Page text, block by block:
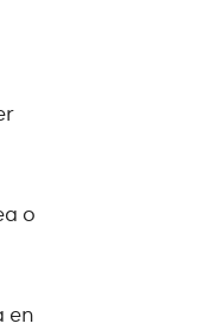
o
en